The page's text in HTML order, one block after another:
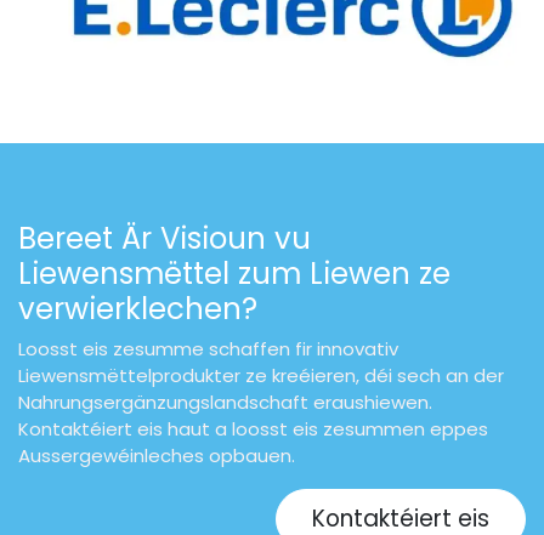
Bereet Är Visioun vu
Liewensmëttel zum Liewen ze
verwierklechen?
Loosst eis zesumme schaffen fir innovativ
Liewensmëttelprodukter ze kreéieren, déi sech an der
Nahrungsergänzungslandschaft eraushiewen.
Kontaktéiert eis haut a loosst eis zesummen eppes
Aussergewéinleches opbauen.
Kontaktéiert eis